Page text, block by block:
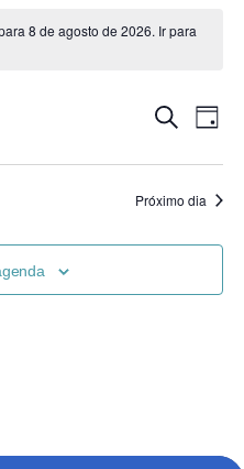
8 de agosto de 2026. Ir para
e
de
Procurar
eventos
Dia
Próximo dia